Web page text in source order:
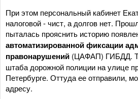
При этом персональный кабинет
налоговой - чист, а долгов нет.
пыталась прояснить историю
автоматизированной фиксации
правонарушений (ЦАФАП) ГИБДД.
штаба дорожной полиции на улице
Петербурге. Оттуда ее отправили,
адресу.